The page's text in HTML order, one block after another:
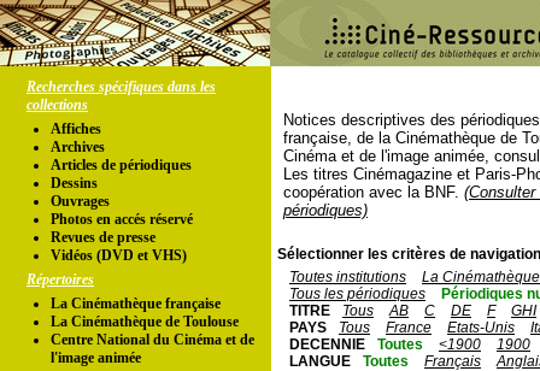
Recherches spécifiques dans les
collections
Affiches
Archives
Articles de périodiques
Dessins
Ouvrages
Photos en accés réservé
Revues de presse
Vidéos (DVD et VHS)
Répertoires
La Cinémathèque française
La Cinémathèque de Toulouse
Centre National du Cinéma et de
l'image animée
Notices descriptives des
française, de la Cinémathèque de
Cinéma et de l'image animée,
Les titres Cinémagazine et Paris-
coopération avec la BNF.
périodiques)
Sélectionner les critères de
Toutes institutions
La
Tous les périodiques
Périodiques
TITRE
Tous AB C DE F
GHI
PAYS
Tous France Etats-Unis
DECENNIE
Toutes <1900
1900
LANGUE
Toutes Français